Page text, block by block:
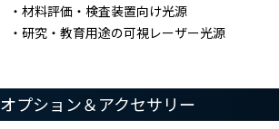
材料評価・検査装置向け光源
研究・教育用途の可視レーザー光源
オプション＆アクセサリー